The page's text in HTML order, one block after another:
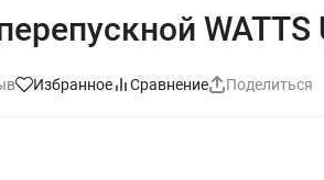
Избранное Сравнение Поделиться